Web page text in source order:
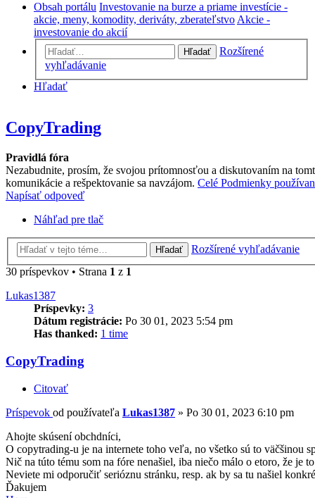
Obsah portálu Investovanie na burze a priame investície -
akcie, meny, komodity, deriváty, zberateľstvoAkcie -
investovanie do akcií
Hľadať
Rozšírené
vyhľadávanie
Hľadať
CopyTrading
Pravidlá fóra
Nezabudnite, prosím, že svojou prítomnosťou a diskutovaním na
komunikácie a rešpektovanie sa navzájom. Celé Podmienky
Napísať odpoveď
Náhľad pre tlač
Hľadať
Rozšírené vyhľadávanie
30 príspevkov • Strana 1 z 1
Lukas1387
Príspevky: 3
Dátum registrácie: Po 30 01, 2023 5:54 pm
Has thanked: 1 time
CopyTrading
Citovať
Príspevok od používateľa Lukas1387 » Po 30 01, 2023 6:10 pm
Ahojte skúsení obchdníci,
O copytrading-u je na internete toho veľa, no všetko sú to väčšinou
Nič na túto tému som na fóre nenašiel, iba niečo málo o etoro, že je
Neviete mi odporučiť serióznu stránku, resp. ak by sa tu našiel
Ďakujem